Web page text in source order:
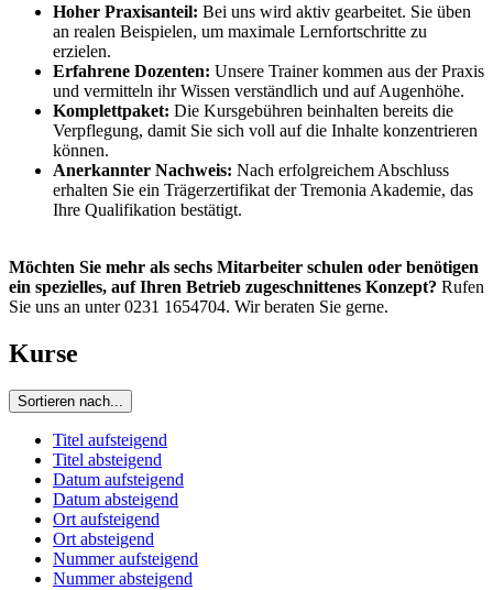
Hoher Praxisanteil: Bei uns wird aktiv gearbeitet. Sie üben
an realen Beispielen, um maximale Lernfortschritte zu
erzielen.
Erfahrene Dozenten: Unsere Trainer kommen aus der Praxis
und vermitteln ihr Wissen verständlich und auf Augenhöhe.
Komplettpaket: Die Kursgebühren beinhalten bereits die
Verpflegung, damit Sie sich voll auf die Inhalte konzentrieren
können.
Anerkannter Nachweis: Nach erfolgreichem Abschluss
erhalten Sie ein Trägerzertifikat der Tremonia Akademie, das
Ihre Qualifikation bestätigt.
Möchten Sie mehr als sechs Mitarbeiter schulen oder benötigen
ein spezielles, auf Ihren Betrieb zugeschnittenes Konzept? Rufen
Sie uns an unter 0231 1654704. Wir beraten Sie gerne.
Kurse
Sortieren nach...
Titel aufsteigend
Titel absteigend
Datum aufsteigend
Datum absteigend
Ort aufsteigend
Ort absteigend
Nummer aufsteigend
Nummer absteigend